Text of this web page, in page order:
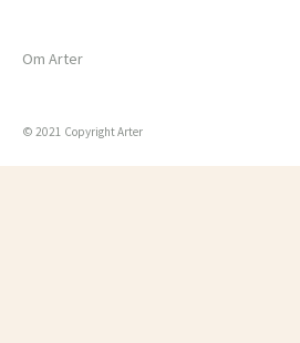
Om Arter
© 2021 Copyright Arter